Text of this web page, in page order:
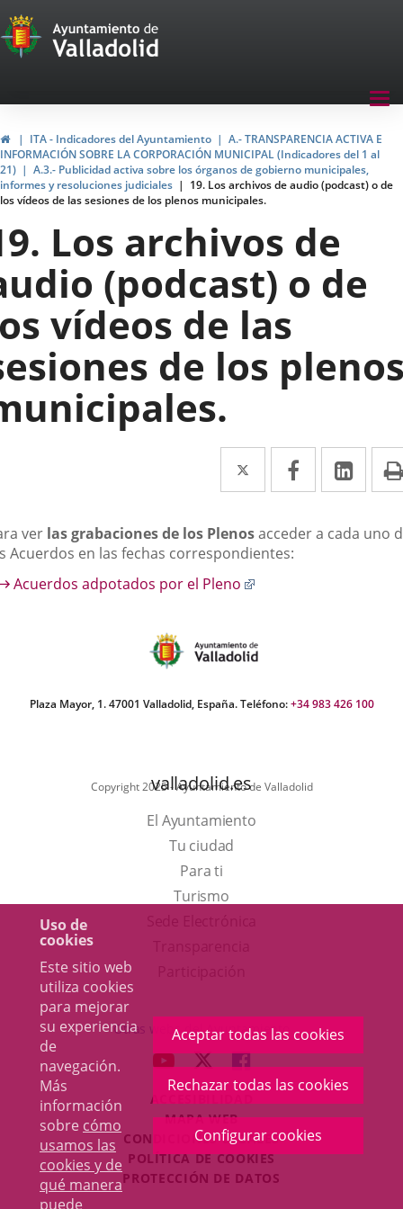
Uso de
cookies
Este sitio web
utiliza cookies
para mejorar
su experiencia
de
navegación.
Más
información
sobre cómo
usamos las
cookies y de
qué manera
puede
Aceptar todas las cookies
Rechazar todas las cookies
Configurar cookies
Transparencia
Menu
Transparencia
InicioITA - Indicadores del Ayuntamiento
A.- TRANSPARENCIA ACTIVA E
INFORMACIÓN SOBRE LA CORPORACIÓN MUNICIPAL (Indicadores del 1 al
21)
A.3.- Publicidad activa sobre los órganos de gobierno municipales,
informes y resoluciones judiciales
19. Los archivos de audio (podcast) o de
los vídeos de las sesiones de los plenos municipales.
Los archivos de
(podcast) o de
vídeos de las
de los
Twitter
Enlace
a
una
aplicación
externa.
Facebook
Enlace
a
una
a
una
ver las grabaciones de los Plenosacceder a cada uno
Acuerdos en las fechas correspondientes:
Acuerdos adpotados por el Pleno
aplicación
externa.
Plaza Mayor, 1. 47001 Valladolid, España. Teléfono:+34 983 426 100
Copyright 2025 - Ayuntamiento de Valladolid
valladolid.es
El Ayuntamiento
Tu ciudad
Para ti
TurismoEste
una
ventana
nueva.
externa.
Otras webs del Ayuntamiento
ENLACE
A
UNA
APLICACIÓN
EXTERNA.
ENLACE
A
UNA
APLICACIÓN
EXTERNA.
ENLACE
A
UNA
APLICACIÓN
EXTERNA.
ACCESIBILIDAD
MAPA WEB
CONDICIONES LEGALES
POLÍTICA DE COOKIES
PROTECCIÓN DE DATOS